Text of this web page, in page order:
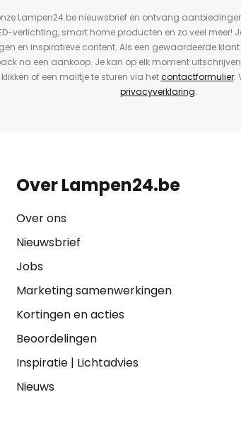
Lampen24.be nieuwsbrief en ontvang
verlichting, smart home producten en zo veel meer!
en inspiratieve content. Als een gewaardeerde
na een aankoop. Je kan op elk moment
of een mailtje te sturen via hetcontactformulier.
privacyverklaring.
Over Lampen24.be
Over ons
Nieuwsbrief
Jobs
Marketing samenwerkingen
Kortingen en acties
Beoordelingen
Inspiratie| Lichtadvies
Nieuws